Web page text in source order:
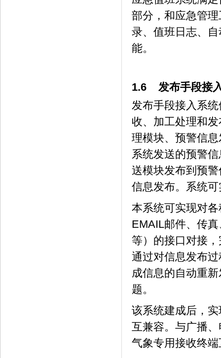
部分，和应急管
录、值班日志、
能。
1.6 发布手段接
发布手段接入系
收、加工处理和
理模块、预警信
系统发送的预警
送模块发布到预
信息发布。系统
本系统可实现对
EMAIL邮件、传
等）的接口对接
通过对信息发布
成信息的自动重
题。
该系统建成后，
互兼容。与广播
气象专用接收终